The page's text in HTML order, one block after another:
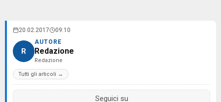
20.02.2017 09:10
R
AUTORE
Redazione
Redazione
Tutti gli articoli →
Seguici su